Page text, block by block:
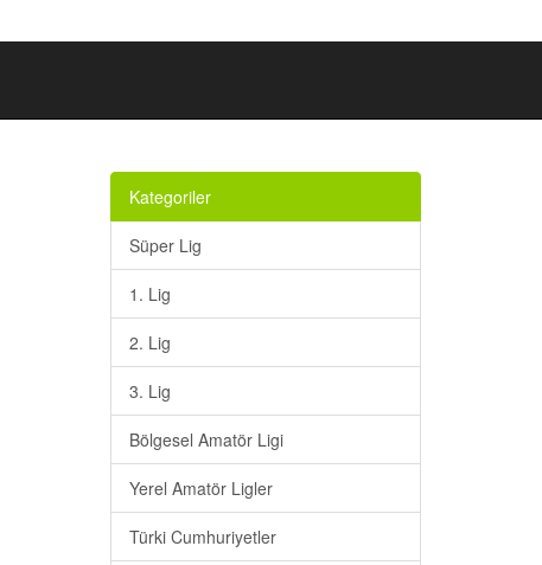
Kategoriler
Süper Lig
1. Lig
2. Lig
3. Lig
Bölgesel Amatör Ligi
Yerel Amatör Ligler
Türki Cumhuriyetler